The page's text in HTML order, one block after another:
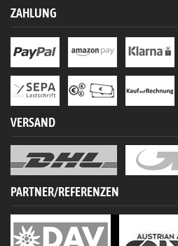
ZAHLUNG
VERSAND
PARTNER/REFERENZEN